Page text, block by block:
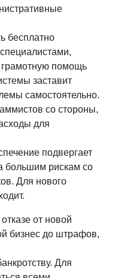
бесплатно
помощь
заставит
самостоятельно.
со стороны,
для
подвергает
большим рискам со
Для нового
от новой
бизнес до штрафов,
Для